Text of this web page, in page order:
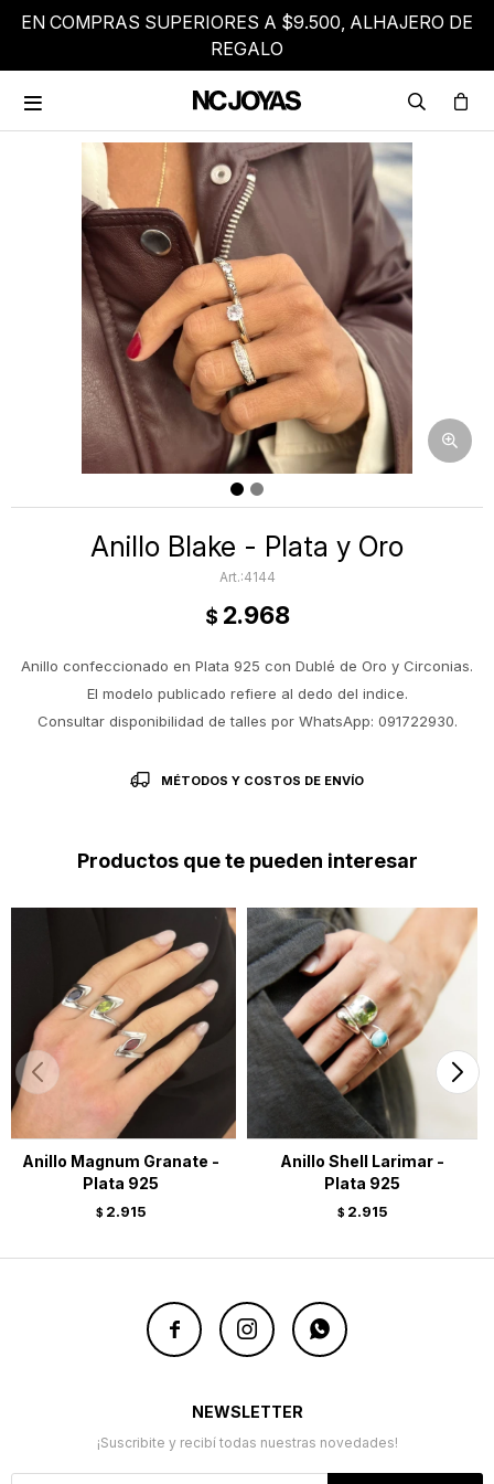
EN COMPRAS SUPERIORES A $9.500, ALHAJERO DE
REGALO

Anillo Blake - Plata y Oro
4144
$ 2.968
Anillo confeccionado en Plata 925 con Dublé de Oro y Circonias.
El modelo publicado refiere al dedo del indice.
Consultar disponibilidad de talles por WhatsApp: 091722930.
MÉTODOS Y COSTOS DE ENVÍO
Productos que te pueden interesar
Anillo Magnum Granate -
Plata 925
$ 2.915
Anillo Shell Larimar -
Plata 925
$ 2.915
  
NEWSLETTER
¡Suscribite y recibí todas nuestras novedades!